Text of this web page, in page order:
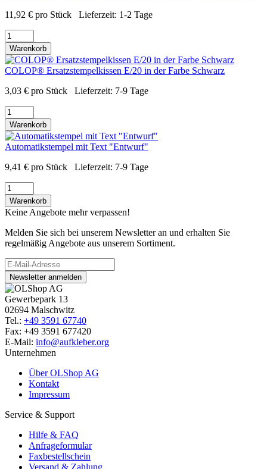
11,92 € pro Stück Lieferzeit: 1-2 Tage
Warenkorb
COLOP® Ersatzstempelkissen E/20 in der Farbe Schwarz
3,03 € pro Stück Lieferzeit: 7-9 Tage
Warenkorb
Automatikstempel mit Text "Entwurf"
9,41 € pro Stück Lieferzeit: 7-9 Tage
Warenkorb
Keine Angebote mehr verpassen!
Melden Sie sich bei unserem Newsletter an und erhalten Sie
regelmäßig Angebote aus unserem Sortiment.
Newsletter anmelden
Gewerbepark 13
02694 Malschwitz
Tel.: +49 3591 67740
Fax: +49 3591 677420
E-Mail: info@aufkleber.org
Unternehmen
Über OLShop AG
Kontakt
Impressum
Service & Support
Hilfe & FAQ
Anfrageformular
Faxbestellschein
Versand & Zahlung